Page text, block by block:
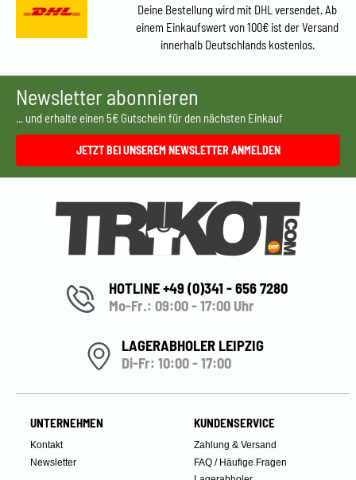
Deine Bestellung wird mit DHL versendet. Ab
einem Einkaufswert von 100€ ist der Versand
innerhalb Deutschlands kostenlos.
Newsletter abonnieren
... und erhalte einen 5€ Gutschein für den nächsten Einkauf
JETZT BEI UNSEREM NEWSLETTER ANMELDEN
HOTLINE +49 (0)341 - 656 7280
Mo-Fr.: 09:00 - 17:00 Uhr
LAGERABHOLER LEIPZIG
Di-Fr: 10:00 - 17:00
UNTERNEHMEN
Kontakt
Newsletter
KUNDENSERVICE
Zahlung & Versand
FAQ / Häufige Fragen